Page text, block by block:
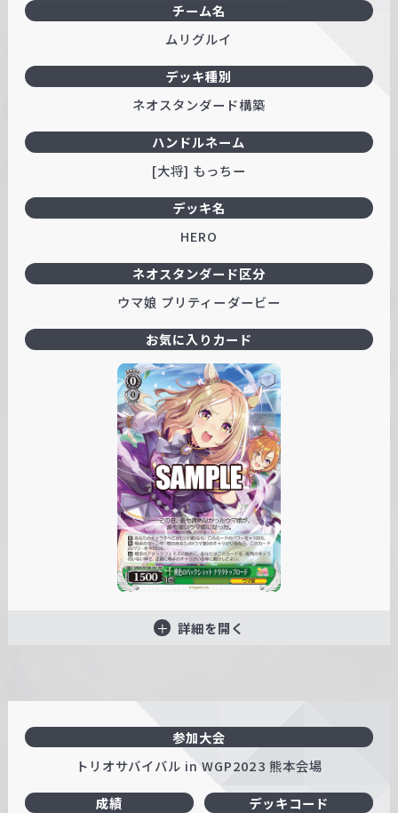
ハンドルネーム
[大将] もっちー
チーム名
ムリグルイ
デッキ名
HERO
デッキ種別
ネオスタンダード構築
ネオスタンダード区分
ウマ娘 プリティーダービー
お気に入りカード
詳細を開く
参加大会
トリオサバイバル in WGP2023 熊本会場
成績
デッキコード